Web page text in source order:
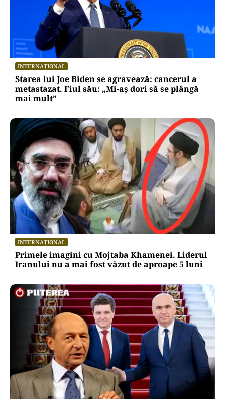
INTERNAȚIONAL
Starea lui Joe Biden se agravează: cancerul a
metastazat. Fiul său: „Mi-aș dori să se plângă
mai mult”
INTERNAȚIONAL
Primele imagini cu Mojtaba Khamenei. Liderul
Iranului nu a mai fost văzut de aproape 5 luni